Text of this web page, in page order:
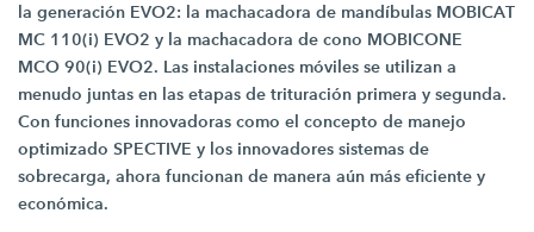
la generación EVO2: la machacadora de mandíbulas MOBICAT
MC 110(i) EVO2 y la machacadora de cono MOBICONE
MCO 90(i) EVO2. Las instalaciones móviles se utilizan a
menudo juntas en las etapas de trituración primera y segunda.
Con funciones innovadoras como el concepto de manejo
optimizado SPECTIVE y los innovadores sistemas de
sobrecarga, ahora funcionan de manera aún más eficiente y
económica.